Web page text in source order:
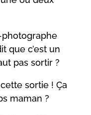
photographe
que c’est un
pas sortir ?
sortie ! Ça
maman ?